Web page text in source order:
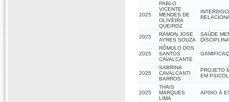
2025
PABLO
VICENTE
MENDES DE
OLIVEIRA
QUEIROZ
2025
RAMON JOSE
AYRES SOUZA
SAÚDE
2025
RÔMULO DOS
SANTOS
CAVALCANTE
2025
SABRINA
CAVALCANTI
BARROS
PROJETO
EM
2025
THAIS
MARQUES
LIMA
APOIO À